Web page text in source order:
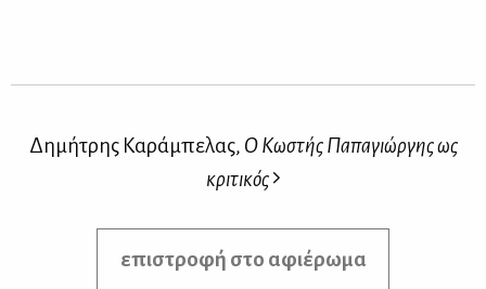
Δημήτρης Καράμπελας, Ο Κωστής Παπαγιώργης ως
κριτικός
επιστροφή στο αφιέρωμα